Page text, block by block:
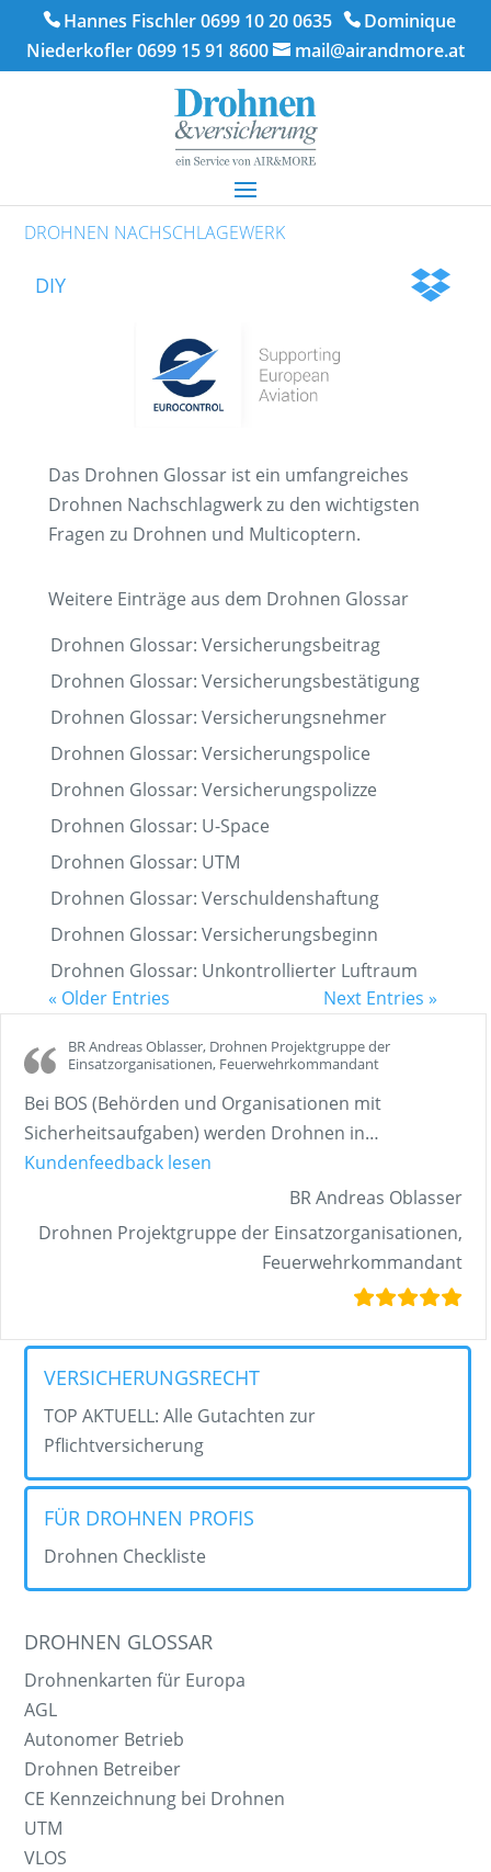
Hannes Fischler 0699 10 20 0635
Dominique
Niederkofler 0699 15 91 8600
mail@airandmore.at
DROHNEN NACHSCHLAGEWERK
DIY
Das Drohnen Glossar ist ein umfangreiches
Drohnen Nachschlagwerk zu den wichtigsten
Fragen zu Drohnen und Multicoptern.
Weitere Einträge aus dem Drohnen Glossar
Drohnen Glossar: Versicherungsbeitrag
Drohnen Glossar: Versicherungsbestätigung
Drohnen Glossar: Versicherungsnehmer
Drohnen Glossar: Versicherungspolice
Drohnen Glossar: Versicherungspolizze
Drohnen Glossar: U-Space
Drohnen Glossar: UTM
Drohnen Glossar: Verschuldenshaftung
Drohnen Glossar: Versicherungsbeginn
Drohnen Glossar: Unkontrollierter Luftraum
« Older Entries
Next Entries »
BR Andreas Oblasser, Drohnen Projektgruppe der
Einsatzorganisationen, Feuerwehrkommandant
Bei BOS (Behörden und Organisationen mit
Sicherheitsaufgaben) werden Drohnen in…
Kundenfeedback lesen
BR Andreas Oblasser
Drohnen Projektgruppe der Einsatzorganisationen,
Feuerwehrkommandant
VERSICHERUNGSRECHT
TOP AKTUELL: Alle Gutachten zur
Pflichtversicherung
FÜR DROHNEN PROFIS
Drohnen Checkliste
DROHNEN GLOSSAR
Drohnenkarten für Europa
AGL
Autonomer Betrieb
Drohnen Betreiber
CE Kennzeichnung bei Drohnen
UTM
VLOS